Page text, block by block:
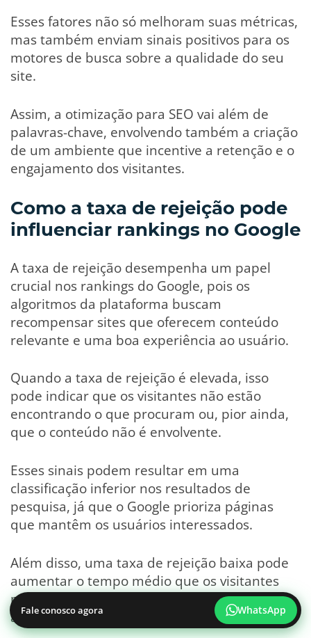
Esses fatores não só melhoram suas métricas,
mas também enviam sinais positivos para os
motores de busca sobre a qualidade do seu
site.
Assim, a otimização para SEO vai além de
palavras-chave, envolvendo também a criação
de um ambiente que incentive a retenção e o
engajamento dos visitantes.
Como a taxa de rejeição pode
influenciar rankings no Google
A taxa de rejeição desempenha um papel
crucial nos rankings do Google, pois os
algoritmos da plataforma buscam
recompensar sites que oferecem conteúdo
relevante e uma boa experiência ao usuário.
Quando a taxa de rejeição é elevada, isso
pode indicar que os visitantes não estão
encontrando o que procuram ou, pior ainda,
que o conteúdo não é envolvente.
Esses sinais podem resultar em uma
classificação inferior nos resultados de
pesquisa, já que o Google prioriza páginas
que mantêm os usuários interessados.
Além disso, uma taxa de rejeição baixa pode
aumentar o tempo médio que os visitantes
permanecem no site e o número de páginas
acessadas, ambos fatores positivos para SEO.
Fale conosco agora WhatsApp